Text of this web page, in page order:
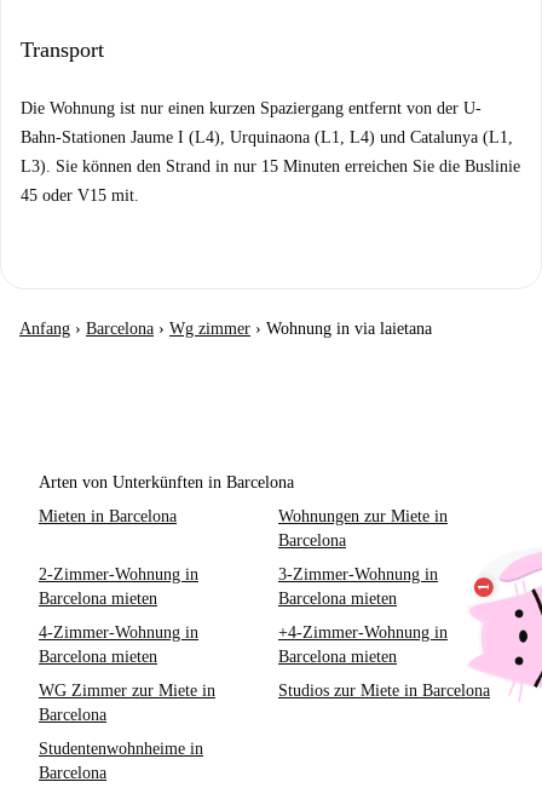
Transport
Die Wohnung ist nur einen kurzen Spaziergang entfernt von der U-
Bahn-Stationen Jaume I (L4), Urquinaona (L1, L4) und Catalunya (L1,
L3). Sie können den Strand in nur 15 Minuten erreichen Sie die Buslinie
45 oder V15 mit.
Anfang › Barcelona › Wg zimmer › Wohnung in via laietana
Arten von Unterkünften in Barcelona
Mieten in Barcelona
Wohnungen zur Miete in
Barcelona
2-Zimmer-Wohnung in
Barcelona mieten
3-Zimmer-Wohnung in
Barcelona mieten
4-Zimmer-Wohnung in
Barcelona mieten
+4-Zimmer-Wohnung in
Barcelona mieten
WG Zimmer zur Miete in
Barcelona
Studios zur Miete in Barcelona
Studentenwohnheime in
Barcelona